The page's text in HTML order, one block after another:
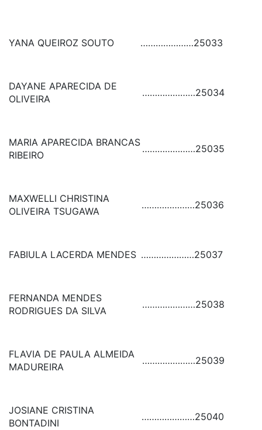
YANA QUEIROZ SOUTO …………………25033
DAYANE APARECIDA DE
OLIVEIRA
…………………25034
MARIA APARECIDA BRANCAS
RIBEIRO
…………………25035
MAXWELLI CHRISTINA
OLIVEIRA TSUGAWA
…………………25036
FABIULA LACERDA MENDES …………………25037
FERNANDA MENDES
RODRIGUES DA SILVA
…………………25038
FLAVIA DE PAULA ALMEIDA
MADUREIRA
…………………25039
JOSIANE CRISTINA
BONTADINI
…………………25040